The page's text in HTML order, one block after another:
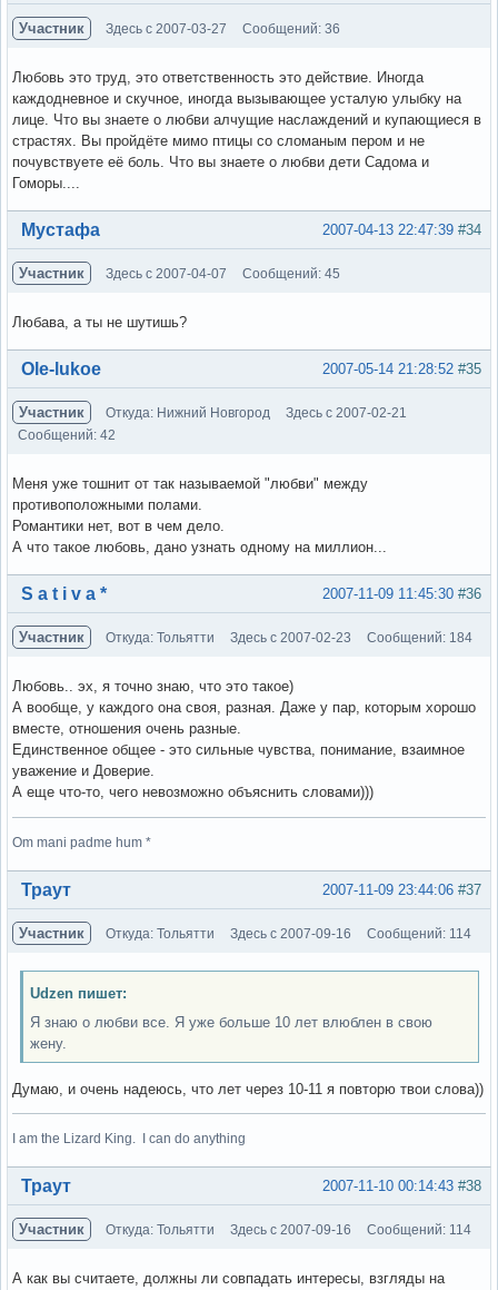
Участник Здесь с 2007-03-27 Сообщений: 36
Любовь это труд, это ответственность это действие. Иногда
каждодневное и скучное, иногда вызывающее усталую улыбку на
лице. Что вы знаете о любви алчущие наслаждений и купающиеся в
страстях. Вы пройдёте мимо птицы со сломаным пером и не
почувствуете её боль. Что вы знаете о любви дети Садома и
Гоморы....
Вне форума #34
2007-04-13 22:47:39
Мустафа
Участник Здесь с 2007-04-07 Сообщений: 45
Любава, а ты не шутишь?
Вне форума #35
2007-05-14 21:28:52
Ole-lukoe
Участник Откуда: Нижний Новгород
Здесь с 2007-02-21
Сообщений: 42
Меня уже тошнит от так называемой "любви" между
противоположными полами.
Романтики нет, вот в чем дело.
А что такое любовь, дано узнать одному на миллион...
Вне форума #36
2007-11-09 11:45:30
S a t i v a *
Участник Откуда: Тольятти Здесь с 2007-02-23 Сообщений: 184
Любовь.. эх, я точно знаю, что это такое)
А вообще, у каждого она своя, разная. Даже у пар, которым хорошо
вместе, отношения очень разные.
Единственное общее - это сильные чувства, понимание, взаимное
уважение и Доверие.
А еще что-то, чего невозможно объяснить словами)))
Om mani padme hum *
Вне форума #37
2007-11-09 23:44:06
Траут
Участник Откуда: Тольятти Здесь с 2007-09-16 Сообщений: 114
Udzen пишет:
Я знаю о любви все. Я уже больше 10 лет влюблен в свою
жену.
Думаю, и очень надеюсь, что лет через 10-11 я повторю твои слова))
I am the Lizard King. I can do anything
Вне форума #38
2007-11-10 00:14:43
Траут
Участник Откуда: Тольятти Здесь с 2007-09-16 Сообщений: 114
А как вы считаете, должны ли совпадать интересы, взгляды на